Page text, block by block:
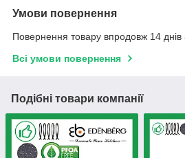
Умови повернення
Повернення товару впродовж 14 днів
Всі умови повернення
Подібні товари компанії